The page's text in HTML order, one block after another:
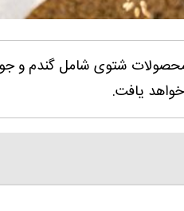
شتوی شامل گندم و جو
یافت.